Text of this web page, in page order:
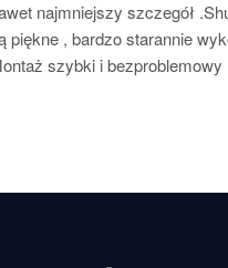
z dużą
i wielkim
dziękuję i polecam.